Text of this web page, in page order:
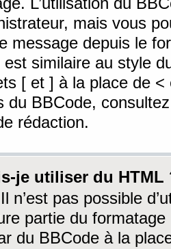
mais vous
message depuis le
est similaire au style
[ et ] à la place de <
du BBCode,
rédaction.
je utiliser du HTML
n’est pas possible
partie du
du BBCode à la